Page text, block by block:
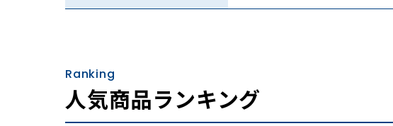
実はそんな理想を叶えてくれるのが「麻」を使った寝具です。
昔から日本では夏には麻を使うという習慣があります。
Ranking
人気商品ランキング